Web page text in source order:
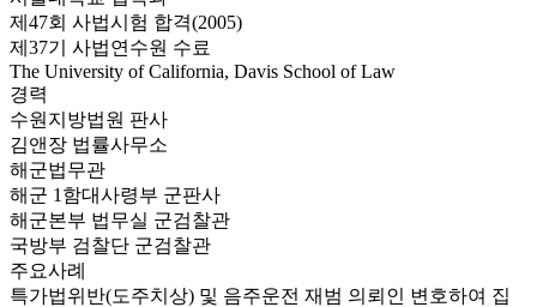
제47회 사법시험 합격(2005)
제37기 사법연수원 수료
The University of California, Davis School of Law
경력
수원지방법원 판사
김앤장 법률사무소
해군법무관
해군 1함대사령부 군판사
해군본부 법무실 군검찰관
국방부 검찰단 군검찰관
주요사례
특가법위반(도주치상) 및 음주운전 재범 의뢰인 변호하여 집